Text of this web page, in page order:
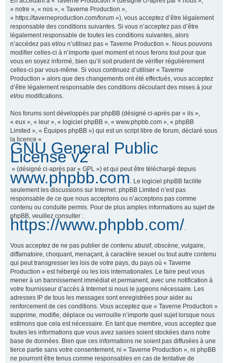
« notre », « nos », « Taverne Production »,
« https://taverneproduction.com/forum »), vous acceptez d’être légalement
responsable des conditions suivantes. Si vous n’acceptez pas d’être
légalement responsable de toutes les conditions suivantes, alors
n’accédez pas et/ou n’utilisez pas « Taverne Production ». Nous pouvons
modifier celles-ci à n’importe quel moment et nous ferons tout pour que
vous en soyez informé, bien qu’il soit prudent de vérifier régulièrement
celles-ci par vous-même. Si vous continuez d’utiliser « Taverne
Production » alors que des changements ont été effectués, vous acceptez
d’être légalement responsable des conditions découlant des mises à jour
et/ou modifications.
Nos forums sont développés par phpBB (désigné ci-après par « ils »,
« eux », « leur », « logiciel phpBB », « www.phpbb.com », « phpBB
Limited », « Équipes phpBB ») qui est un script libre de forum, déclaré sous
la licence «
GNU General Public
License v2
» (désigné ci-après par « GPL ») et qui peut être téléchargé depuis
www.phpbb.com . Le logiciel phpBB facilite
seulement les discussions sur Internet. phpBB Limited n’est pas
responsable de ce que nous acceptons ou n’acceptons pas comme
contenu ou conduite permis. Pour de plus amples informations au sujet de
phpBB, veuillez consulter :
https://www.phpbb.com/.
Vous acceptez de ne pas publier de contenu abusif, obscène, vulgaire,
diffamatoire, choquant, menaçant, à caractère sexuel ou tout autre contenu
qui peut transgresser les lois de votre pays, du pays où « Taverne
Production » est hébergé ou les lois internationales. Le faire peut vous
mener à un bannissement immédiat et permanent, avec une notification à
votre fournisseur d’accès à Internet si nous le jugeons nécessaire. Les
adresses IP de tous les messages sont enregistrées pour aider au
renforcement de ces conditions. Vous acceptez que « Taverne Production »
supprime, modifie, déplace ou verrouille n’importe quel sujet lorsque nous
estimons que cela est nécessaire. En tant que membre, vous acceptez que
toutes les informations que vous avez saisies soient stockées dans notre
base de données. Bien que ces informations ne soient pas diffusées à une
tierce partie sans votre consentement, ni « Taverne Production », ni phpBB
ne pourront être tenus comme responsables en cas de tentative de